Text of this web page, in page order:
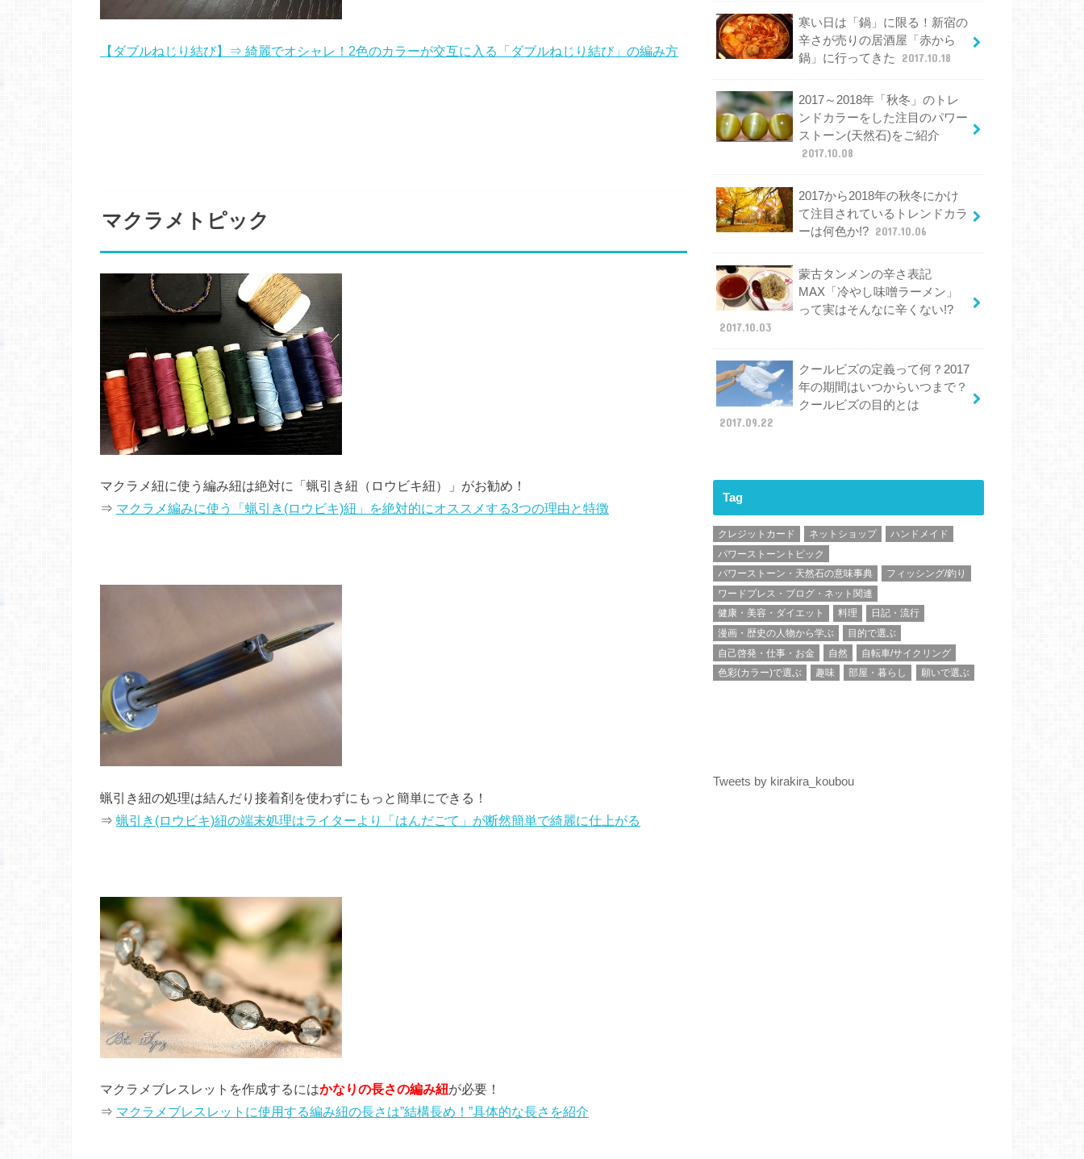
【ダブルねじり結び】⇒ 綺麗でオシャレ！2色のカラーが交互に入る「ダブルねじり結び」の編み方
マクラメトピック
マクラメ紐に使う編み紐は絶対に「蝋引き紐（ロウビキ紐）」がお勧め！
⇒ マクラメ編みに使う「蝋引き(ロウビキ)紐」を絶対的にオススメする3つの理由と特徴
蝋引き紐の処理は結んだり接着剤を使わずにもっと簡単にできる！
⇒ 蝋引き(ロウビキ)紐の端末処理はライターより「はんだごて」が断然簡単で綺麗に仕上がる
マクラメブレスレットを作成するにはかなりの長さの編み紐が必要！
⇒ マクラメブレスレットに使用する編み紐の長さは”結構長め！”具体的な長さを紹介
寒い日は「鍋」に限る！新宿の
辛さが売りの居酒屋「赤から
鍋」に行ってきた
2017.10.18
2017～2018年「秋冬」のトレ
ンドカラーをした注目のパワー
ストーン(天然石)をご紹介
2017.10.08
2017から2018年の秋冬にかけ
て注目されているトレンドカラ
ーは何色か!? 2017.10.06
蒙古タンメンの辛さ表記
MAX「冷やし味噌ラーメン」
って実はそんなに辛くない!?
2017.10.03
クールビズの定義って何？2017
年の期間はいつからいつまで？
クールビズの目的とは
2017.09.22
Tag
クレジットカード ネットショップ
ハンドメイド
パワーストーントピック
パワーストーン・天然石の意味事典
フィッシング/釣り
ワードプレス・ブログ・ネット関連
健康・美容・ダイエット
料理
日記・流行
漫画・歴史の人物から学ぶ
目的で選ぶ
自己啓発・仕事・お金
自然
自転車/サイクリング
色彩(カラー)で選ぶ
趣味 部屋・暮らし 願いで選ぶ
Tweets by kirakira_koubou